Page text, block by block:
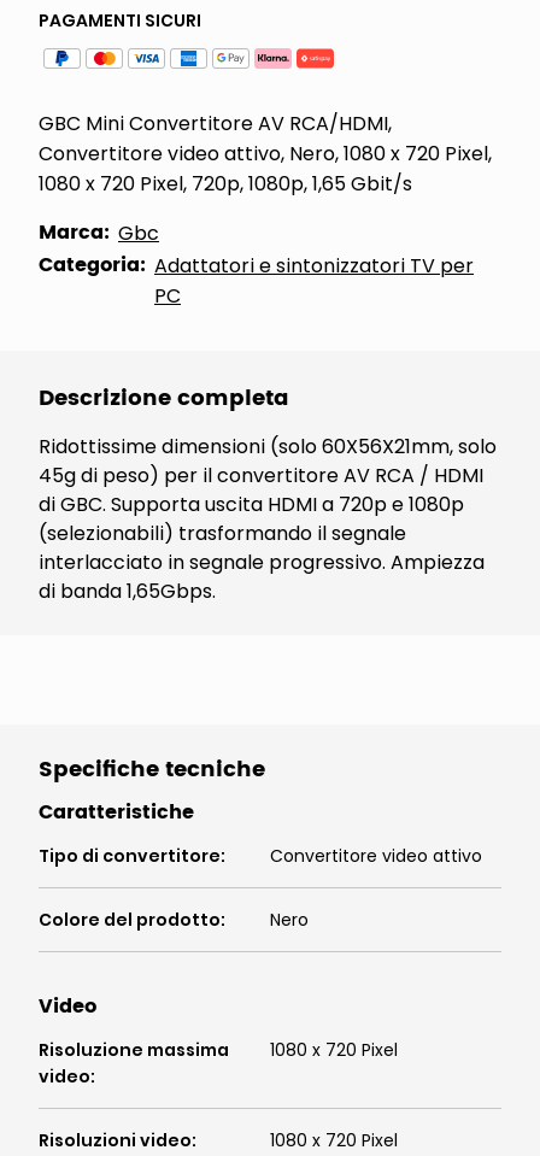
PAGAMENTI SICURI
GBC Mini Convertitore AV RCA/HDMI,
Convertitore video attivo, Nero, 1080 x 720 Pixel,
1080 x 720 Pixel, 720p, 1080p, 1,65 Gbit/s
Marca: Gbc
Categoria: Adattatori e sintonizzatori TV per
PC
Descrizione completa
Ridottissime dimensioni (solo 60X56X21mm, solo
45g di peso) per il convertitore AV RCA / HDMI
di GBC. Supporta uscita HDMI a 720p e 1080p
(selezionabili) trasformando il segnale
interlacciato in segnale progressivo. Ampiezza
di banda 1,65Gbps.
Specifiche tecniche
Caratteristiche
Tipo di convertitore: Convertitore video attivo
Colore del prodotto: Nero
Video
Risoluzione massima
video:
1080 x 720 Pixel
Risoluzioni video: 1080 x 720 Pixel